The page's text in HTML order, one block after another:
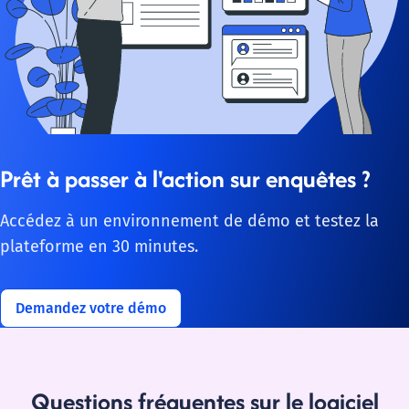
Prêt à passer à l'action sur enquêtes ?
Accédez à un environnement de démo et testez la
plateforme en 30 minutes.
Demandez votre démo
Questions fréquentes sur le logiciel